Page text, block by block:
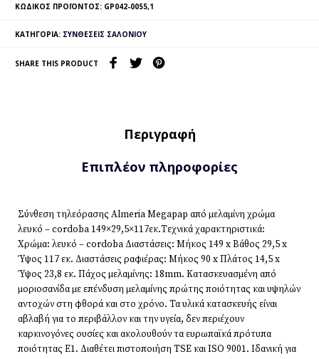
ΚΩΔΙΚΌΣ ΠΡΟΪΌΝΤΟΣ: GP042-0055,1
ΚΑΤΗΓΟΡΊΑ: ΣΥΝΘΈΣΕΙΣ ΣΑΛΟΝΙΟΎ
SHARE THIS PRODUCT
Περιγραφή
Επιπλέον πληροφορίες
Σύνθεση τηλεόρασης Almeria Megapap από μελαμίνη χρώμα
λευκό – cordoba 149×29,5×117εκ.Τεχνικά χαρακτηριστικά:
Χρώμα: λευκό – cordoba Διαστάσεις: Μήκος 149 x Βάθος 29,5 x
Ύψος 117 εκ. Διαστάσεις ραφιέρας: Μήκος 90 x Πλάτος 14,5 x
Ύψος 23,8 εκ. Πάχος μελαμίνης: 18mm. Κατασκευασμένη από
μοριοσανίδα με επένδυση μελαμίνης πρώτης ποιότητας και υψηλών
αντοχών στη φθορά και στο χρόνο. Τα υλικά κατασκευής είναι
αβλαβή για το περιβάλλον και την υγεία, δεν περιέχουν
καρκινογόνες ουσίες και ακολουθούν τα ευρωπαϊκά πρότυπα
ποιότητας Ε1. Διαθέτει πιστοποιήση TSE και ISO 9001. Ιδανική για